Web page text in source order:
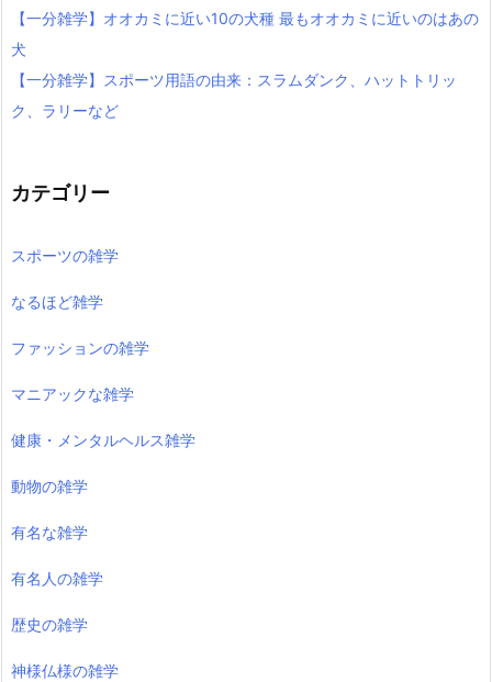
【一分雑学】オオカミに近い10の犬種 最もオオカミに近いのはあの
犬
【一分雑学】スポーツ用語の由来：スラムダンク、ハットトリッ
ク、ラリーなど
カテゴリー
スポーツの雑学
なるほど雑学
ファッションの雑学
マニアックな雑学
健康・メンタルヘルス雑学
動物の雑学
有名な雑学
有名人の雑学
歴史の雑学
神様仏様の雑学